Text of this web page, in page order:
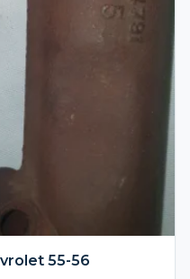
55-56